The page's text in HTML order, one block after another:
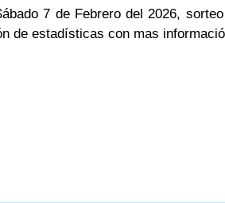
7 de Febrero del 2026,
de estadísticas con mas